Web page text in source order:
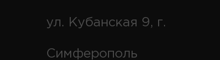
ул. Кубанская 9, г.
Симферополь